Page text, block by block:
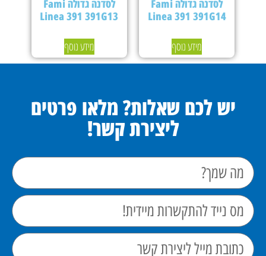
לסדנה גדולה Fami
Linea 391 391G14
מידע נוסף
לסדנה גדולה Fami
Linea 391 391G13
מידע נוסף
יש לכם שאלות? מלאו פרטים
ליצירת קשר!